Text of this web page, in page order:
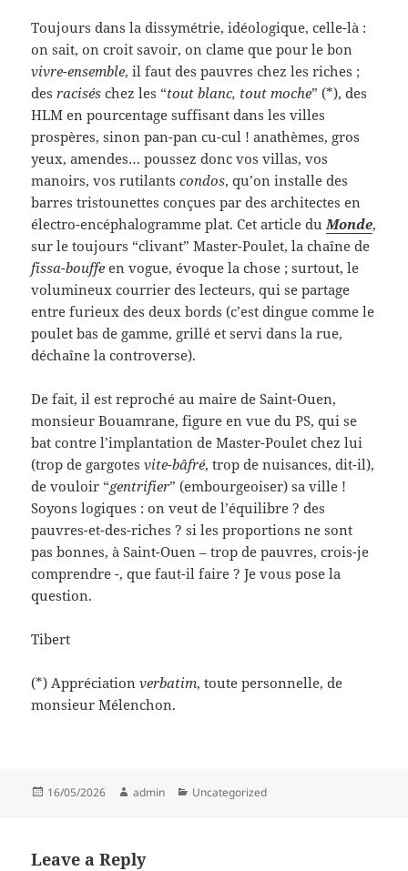
Toujours dans la dissymétrie, idéologique, celle-là :
on sait, on croit savoir, on clame que pour le bon
vivre-ensemble, il faut des pauvres chez les riches ;
desraciséschez les “tout blanc, tout moche” (*), des
HLM en pourcentage suffisant dans les villes
prospères, sinon pan-pan cu-cul ! anathèmes, gros
yeux, amendes… poussez donc vos villas, vos
manoirs, vos rutilantscondos, qu’on installe des
barres tristounettes conçues par des architectes en
électro-encéphalogramme plat. Cet article duMonde,
sur le toujours “clivant” Master-Poulet, la chaîne de
fissa-bouffe en vogue, évoque la chose ; surtout, le
volumineux courrier des lecteurs, qui se partage
entre furieux des deux bords (c’est dingue comme le
poulet bas de gamme, grillé et servi dans la rue,
déchaîne la controverse).
De fait, il est reproché au maire de Saint-Ouen,
monsieur Bouamrane, figure en vue du PS, qui se
bat contre l’implantation de Master-Poulet chez lui
(trop de gargotesvite-bâfré, trop de nuisances, dit-il),
de vouloir “gentrifier” (embourgeoiser) sa ville !
Soyons logiques : on veut de l’équilibre ? des
pauvres-et-des-riches ? si les proportions ne sont
pas bonnes, à Saint-Ouen – trop de pauvres, crois-je
comprendre -, que faut-il faire ? Je vous pose la
question.
Tibert
(*) Appréciationverbatim, toute personnelle, de
monsieur Mélenchon.
Posted
16/05/2026 Author
admin Categories
Uncategorized
Leave a Reply